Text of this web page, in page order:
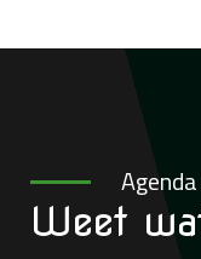
Agenda
Weet